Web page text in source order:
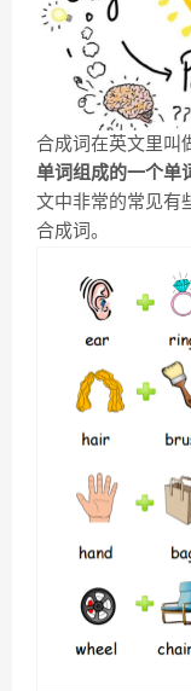
合成词在英文里叫
单词组成的一个单
文中非常的常见有
合成词。